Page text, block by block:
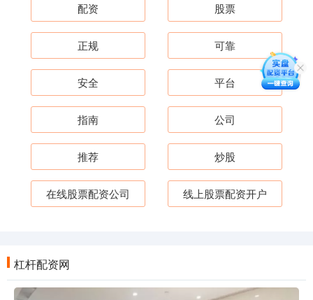
配资 股票
正规 可靠
安全 平台
指南 公司
推荐 炒股
在线股票配资公司 线上股票配资开户
杠杆配资网